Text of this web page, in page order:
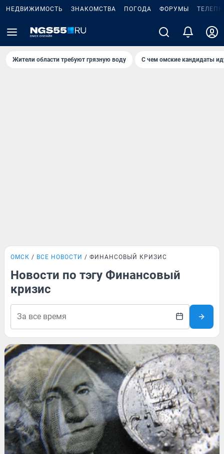
НЕДВИЖИМОСТЬ ЗНАКОМСТВА ПОГОДА ФОРУМЫ
Жители области требуют грязную воду С чем омские кандидаты
ОМСК ВСЕ НОВОСТИ ФИНАНСОВЫЙ КРИЗИС
Новости по тэгу Финансовый
кризис